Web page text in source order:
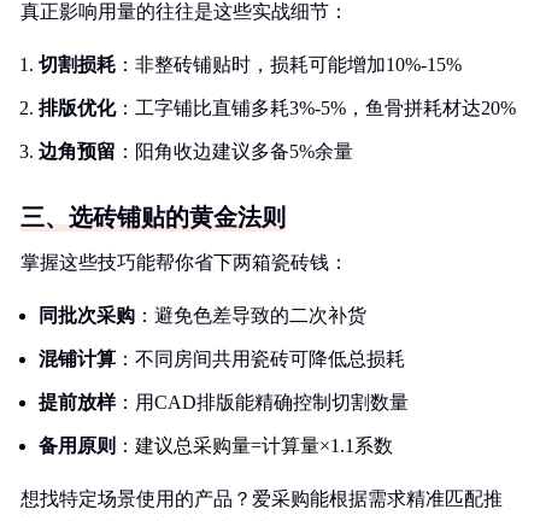
真正影响用量的往往是这些实战细节：
切割损耗 ：非整砖铺贴时，损耗可能增加10%-15%
排版优化：工字铺比直铺多耗3%-5%，鱼骨拼耗材达20%
边角预留 ：阳角收边建议多备5%余量
三、选砖铺贴的黄金法则
掌握这些技巧能帮你省下两箱瓷砖钱：
同批次采购 ：避免色差导致的二次补货
混铺计算 ：不同房间共用瓷砖可降低总损耗
提前放样：用CAD排版能精确控制切割数量
备用原则 ：建议总采购量=计算量×1.1系数
想找特定场景使用的产品？爱采购能根据需求精准匹配推